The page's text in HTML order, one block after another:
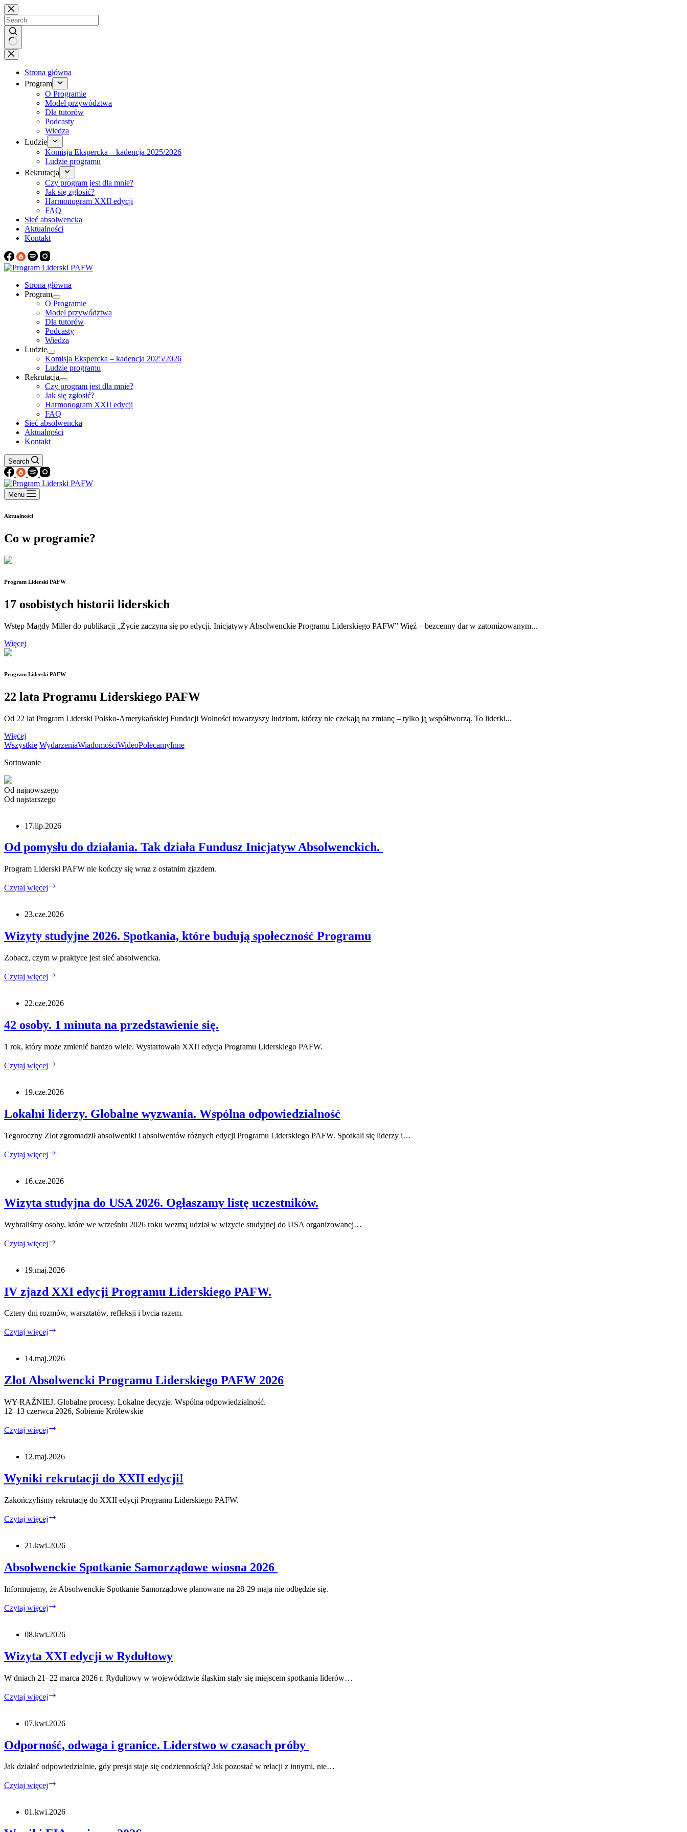
Brak
wyników
Strona główna
Program
O Programie
Model przywództwa
Dla tutorów
Podcasty
Wiedza
Ludzie
Komisja Ekspercka – kadencja 2025/2026
Ludzie programu
Rekrutacja
Czy program jest dla mnie?
Jak się zgłosić?
Harmonogram XXII edycji
FAQ
Sieć absolwencka
Aktualności
Kontakt
Strona główna
Program
O Programie
Model przywództwa
Dla tutorów
Podcasty
Wiedza
Ludzie
Komisja Ekspercka – kadencja 2025/2026
Ludzie programu
Rekrutacja
Czy program jest dla mnie?
Jak się zgłosić?
Harmonogram XXII edycji
FAQ
Sieć absolwencka
Aktualności
Kontakt
Search
Menu
Aktualności
Co w programie?
Program Liderski PAFW
17 osobistych historii liderskich
Wstęp Magdy Miller do publikacji „Życie zaczyna się po edycji. Inicjatywy Absolwenckie Programu Liderskiego PAFW” Więź – bezcenny dar w zatomizowanym...
Więcej
Program Liderski PAFW
22 lata Programu Liderskiego PAFW
Od 22 lat Program Liderski Polsko-Amerykańskiej Fundacji Wolności towarzyszy ludziom, którzy nie czekają na zmianę – tylko ją współtworzą. To liderki...
Więcej
Wszystkie WydarzeniaWiadomościWideoPolecamyInne
Sortowanie
Od najnowszego
Od najstarszego
17.lip.2026
Od pomysłu do działania. Tak działa Fundusz Inicjatyw Absolwenckich.
Program Liderski PAFW nie kończy się wraz z ostatnim zjazdem.
Czytaj więcej
działania.
działa
Fundusz
Absolwenckich.
23.cze.2026
Wizyty studyjne 2026. Spotkania, które budują społeczność Programu
Zobacz, czym w praktyce jest sieć absolwencka.
Czytaj więcej
Spotkania,
budują
społeczność
22.cze.2026
42 osoby. 1 minuta na przedstawienie się.
1 rok, który może zmienić bardzo wiele. Wystartowała XXII edycja Programu Liderskiego PAFW.
Czytaj więcej
minuta
przedstawienie
się.
19.cze.2026
Lokalni liderzy. Globalne wyzwania. Wspólna odpowiedzialność
Tegoroczny Zlot zgromadził absolwentki i absolwentów różnych edycji Programu Liderskiego PAFW. Spotkali się liderzy i…
Czytaj więcej
wyzwania.
odpowiedzialność
16.cze.2026
Wizyta studyjna do USA 2026. Ogłaszamy listę uczestników.
Wybraliśmy osoby, które we wrześniu 2026 roku wezmą udział w wizycie studyjnej do USA organizowanej…
Czytaj więcej
USA
Ogłaszamy
listę
19.maj.2026
IV zjazd XXI edycji Programu Liderskiego PAFW.
Cztery dni rozmów, warsztatów, refleksji i bycia razem.
Czytaj więcej
edycji
Liderskiego
PAFW.
14.maj.2026
Zlot Absolwencki Programu Liderskiego PAFW 2026
WY-RAŹNIEJ. Globalne procesy. Lokalne decyzje. Wspólna odpowiedzialność.
12–13 czerwca 2026, Sobienie Królewskie
Czytaj więcej
Liderskiego
2026
12.maj.2026
Wyniki rekrutacji do XXII edycji!
Zakończyliśmy rekrutację do XXII edycji Programu Liderskiego PAFW.
Czytaj więcej
XXII
21.kwi.2026
Absolwenckie Spotkanie Samorządowe wiosna 2026
Informujemy, że Absolwenckie Spotkanie Samorządowe planowane na 28-29 maja nie odbędzie się.
Czytaj więcej
08.kwi.2026
Wizyta XXI edycji w Rydułtowy
W dniach 21–22 marca 2026 r. Rydułtowy w województwie śląskim stały się miejscem spotkania liderów…
Czytaj więcej
w
07.kwi.2026
Odporność, odwaga i granice. Liderstwo w czasach próby
Jak działać odpowiedzialnie, gdy presja staje się codziennością? Jak pozostać w relacji z innymi, nie…
Czytaj więcej
granice.
w
01.kwi.2026